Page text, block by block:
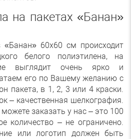
на пакетах «Банан»
«Банан» 60х60 см происходит
белого полиэтилена, на
выглядит очень ярко и
его по Вашему желанию с
пакета, в 1, 2, 3 или 4 краски.
– качественная шелкография.
заказать у нас – это 100
количество – не ограничено.
или логотип должен быть